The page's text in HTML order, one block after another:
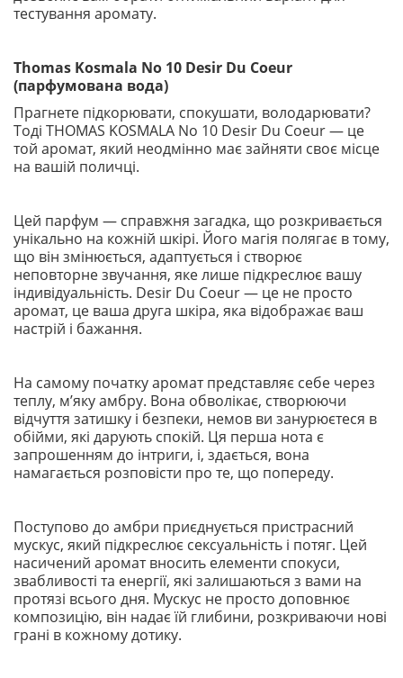
тестування аромату.
Thomas Kosmala No 10 Desir Du Coeur
(парфумована вода)
Прагнете підкорювати, спокушати, володарювати?
Тоді THOMAS KOSMALA No 10 Desir Du Coeur — це
той аромат, який неодмінно має зайняти своє місце
на вашій поличці.
Цей парфум — справжня загадка, що розкривається
унікально на кожній шкірі. Його магія полягає в тому,
що він змінюється, адаптується і створює
неповторне звучання, яке лише підкреслює вашу
індивідуальність. Desir Du Coeur — це не просто
аромат, це ваша друга шкіра, яка відображає ваш
настрій і бажання.
На самому початку аромат представляє себе через
теплу, м’яку амбру. Вона обволікає, створюючи
відчуття затишку і безпеки, немов ви занурюєтеся в
обійми, які дарують спокій. Ця перша нота є
запрошенням до інтриги, і, здається, вона
намагається розповісти про те, що попереду.
Поступово до амбри приєднується пристрасний
мускус, який підкреслює сексуальність і потяг. Цей
насичений аромат вносить елементи спокуси,
звабливості та енергії, які залишаються з вами на
протязі всього дня. Мускус не просто доповнює
композицію, він надає їй глибини, розкриваючи нові
грані в кожному дотику.